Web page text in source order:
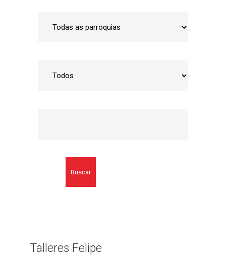
Buscar
Talleres Felipe